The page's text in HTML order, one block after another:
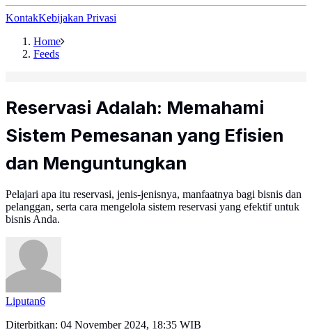
KontakKebijakan Privasi
Home
Feeds
Reservasi Adalah: Memahami
Sistem Pemesanan yang Efisien
dan Menguntungkan
Pelajari apa itu reservasi, jenis-jenisnya, manfaatnya bagi bisnis dan
pelanggan, serta cara mengelola sistem reservasi yang efektif untuk
bisnis Anda.
Liputan6
Diterbitkan: 04 November 2024, 18:35 WIB